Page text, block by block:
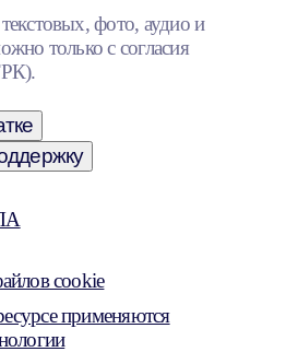
фото, аудио и
только с согласия
cookie
применяются